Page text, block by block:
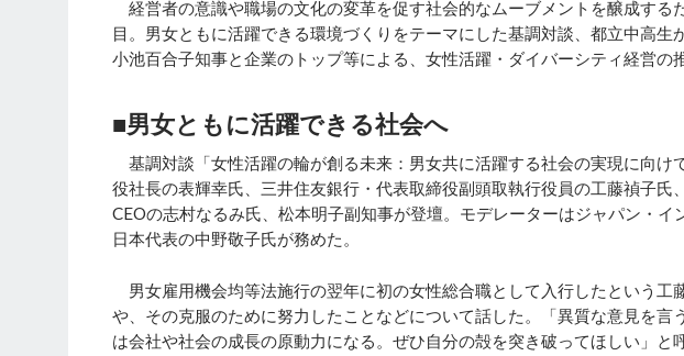
経営者の意識や職場の文化の変革を促す社会的なムーブメントを醸成する
目。男女ともに活躍できる環境づくりをテーマにした基調対談、都立中高
小池百合子知事と企業のトップ等による、女性活躍・ダイバーシティ経営の
■男女ともに活躍できる社会へ
基調対談「女性活躍の輪が創る未来：男女共に活躍する社会の実現に向け
役社長の表輝幸氏、三井住友銀行・代表取締役副頭取執行役員の工藤禎子氏
CEOの志村なるみ氏、松本明子副知事が登壇。モデレーターはジャパン・イ
日本代表の中野敬子氏が務めた。
男女雇用機会均等法施行の翌年に初の女性総合職として入行したという工
や、その克服のために努力したことなどについて話した。「異質な意見を言
は会社や社会の成長の原動力になる。ぜひ自分の殻を突き破ってほしい」と